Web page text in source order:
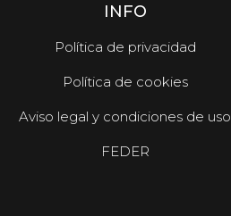
INFO
Política de privacidad
Política de cookies
Aviso legal y condiciones de uso
FEDER